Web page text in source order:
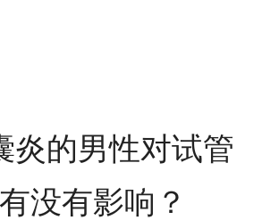
炎的男性对试管
没有影响？